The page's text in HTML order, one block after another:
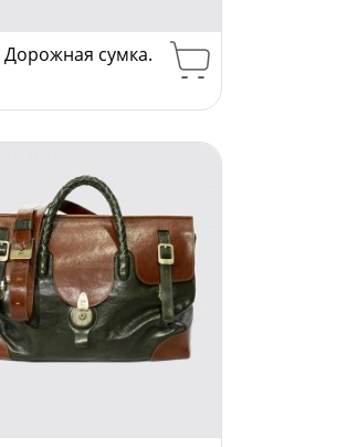
Дорожная сумка.